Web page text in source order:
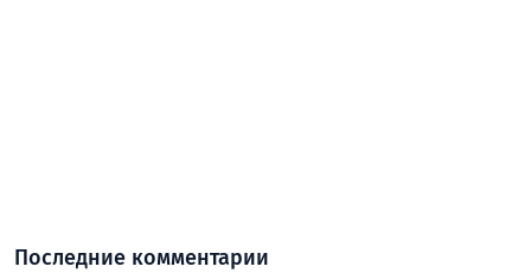
Последние комментарии